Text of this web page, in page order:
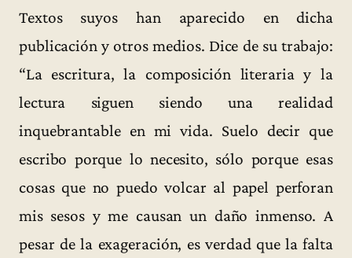
Textos suyos han aparecido en dicha
publicación y otros medios. Dice de su trabajo:
“La escritura, la composición literaria y la
lectura siguen siendo una realidad
inquebrantable en mi vida. Suelo decir que
escribo porque lo necesito, sólo porque esas
cosas que no puedo volcar al papel perforan
mis sesos y me causan un daño inmenso. A
pesar de la exageración, es verdad que la falta